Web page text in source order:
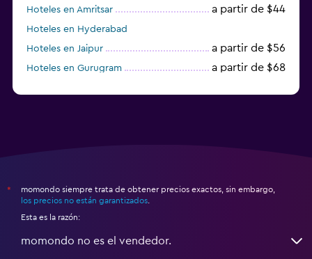
Hoteles en Amritsar a partir de $44
Hoteles en Hyderabad
Hoteles en Jaipur
a partir de $56
Hoteles en Gurugram a partir de $68
*
momondo siempre trata de obtener precios exactos, sin embargo,
los precios no están garantizados
Esta es la razón:
momondo no es el vendedor.